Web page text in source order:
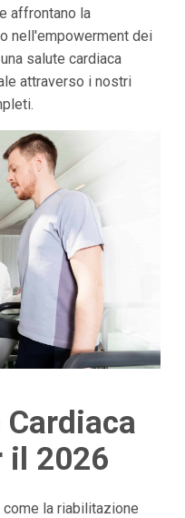
affrontano la
nell'empowerment dei
salute cardiaca
attraverso i nostri
il 2026
la riabilitazione